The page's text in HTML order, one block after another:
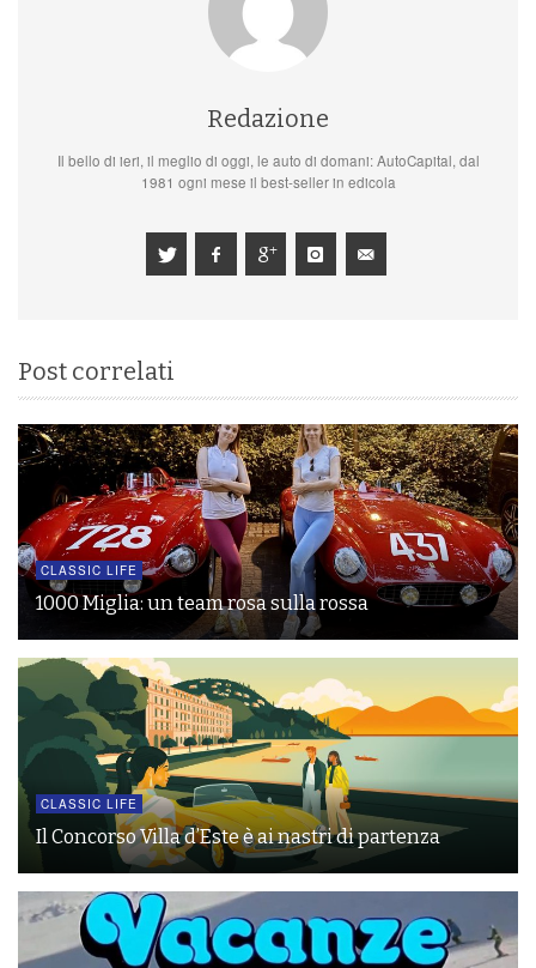
Redazione
Il bello di ieri, il meglio di oggi, le auto di domani: AutoCapital, dal
1981 ogni mese il best-seller in edicola
Post correlati
CLASSIC LIFE
1000 Miglia: un team rosa sulla rossa
CLASSIC LIFE
Il Concorso Villa d’Este è ai nastri di partenza